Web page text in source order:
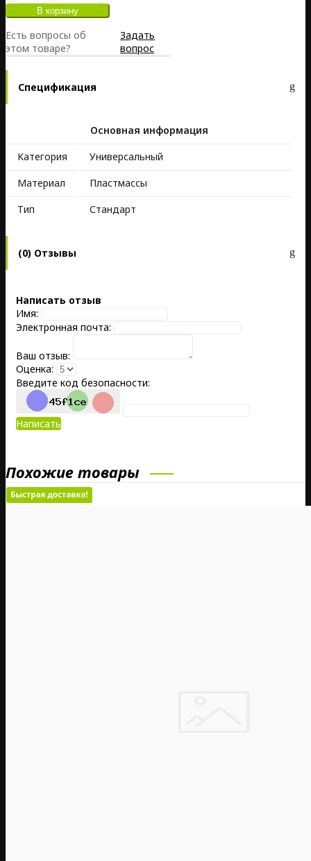
Есть вопросы об
этом товаре?
Задать
вопрос
Спецификация
Основная информация
Kатегория
Универсальный
Материал
Пластмассы
Тип
Стандарт
(0) Отзывы
Написать отзыв
Имя:
Электронная почта:
Ваш отзыв:
Оценка:
Введите код безопасности:
Написать
Похожие товары